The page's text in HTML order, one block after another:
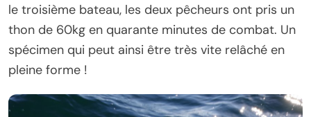
le troisième bateau, les deux pêcheurs ont pris un
thon de 60kg en quarante minutes de combat. Un
spécimen qui peut ainsi être très vite relâché en
pleine forme !